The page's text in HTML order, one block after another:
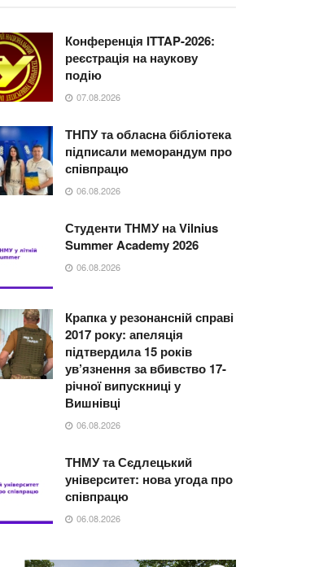
Конференція ITTAP-2026:
реєстрація на наукову
подію
07.08.2026
ТНПУ та обласна бібліотека
підписали меморандум про
співпрацю
06.08.2026
Студенти ТНМУ на Vilnius
Summer Academy 2026
06.08.2026
Крапка у резонансній справі
2017 року: апеляція
підтвердила 15 років
ув’язнення за вбивство 17-
річної випускниці у
Вишнівці
06.08.2026
ТНМУ та Сєдлецький
університет: нова угода про
співпрацю
06.08.2026